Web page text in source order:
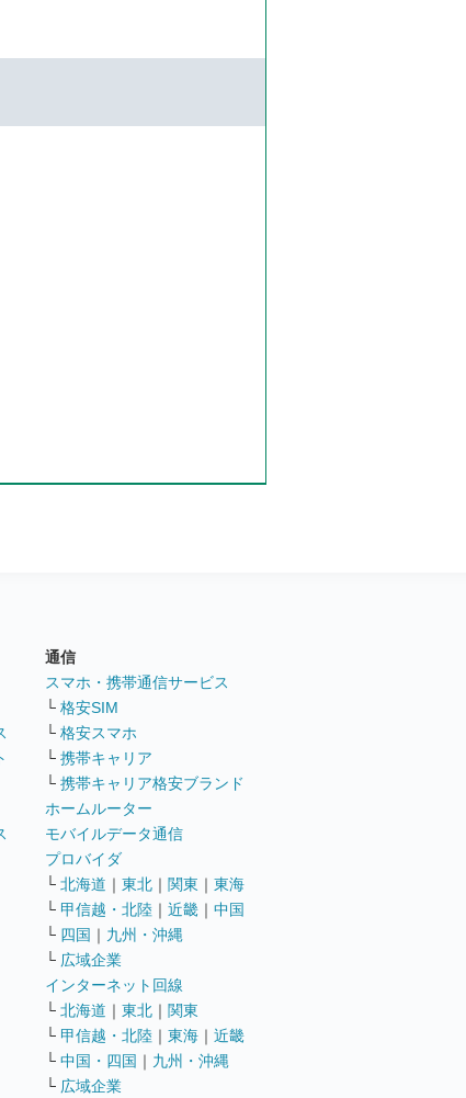
通信
スマホ・携帯通信サービス
└ 格安SIM
└ 格安スマホ
└ 携帯キャリア
└ 携帯キャリア格安ブランド
ホームルーター
モバイルデータ通信
プロバイダ
└ 北海道 ｜ 東北 ｜ 関東 ｜ 東海
└ 甲信越・北陸 ｜ 近畿 ｜ 中国
└ 四国 ｜ 九州・沖縄
└ 広域企業
インターネット回線
└ 北海道 ｜ 東北 ｜ 関東
└ 甲信越・北陸 ｜ 東海 ｜ 近畿
└ 中国・四国 ｜ 九州・沖縄
└ 広域企業